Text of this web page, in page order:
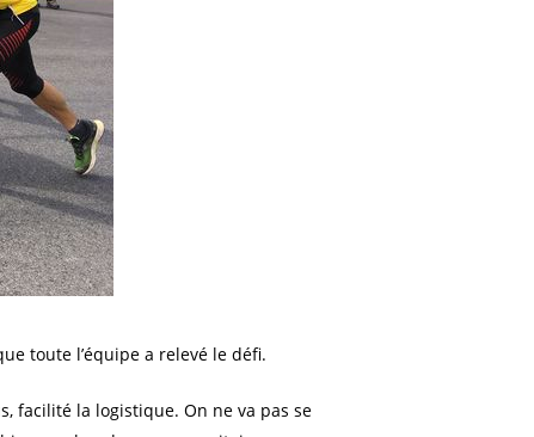
toute l’équipe a relevé le défi.
facilité la logistique. On ne va pas se